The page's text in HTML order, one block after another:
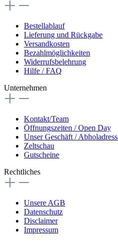
Bestellablauf
Lieferung und Rückgabe
Versandkosten
Bezahlmöglichkeiten
Widerrufsbelehrung
Hilfe / FAQ
Unternehmen
Kontakt/Team
Öffnungszeiten / Open Day
Unser Geschäft /
Zeltschau
Gutscheine
Rechtliches
Unsere AGB
Datenschutz
Disclaimer
Impressum